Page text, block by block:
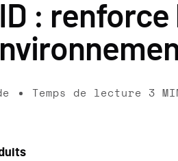
: renforce
Temps de lecture 3